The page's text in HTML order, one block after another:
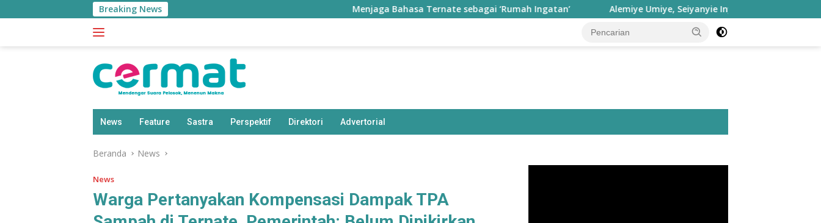
ke
Breaking News Menjaga Bahasa Ternate sebagai ‘Rumah Ingatan’ Alemiye Umiye, Seiyanyie Inyie: Falsafah Hatuhaha dan
News Feature Sastra Perspektif Direktori Advertorial
Beranda News
News
Warga Pertanyakan Kompensasi Dampak TPA